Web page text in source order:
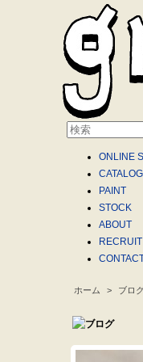
ONLINE
CATALOG
PAINT
STOCK
ABOUT
RECRUIT
ホーム > ブロ